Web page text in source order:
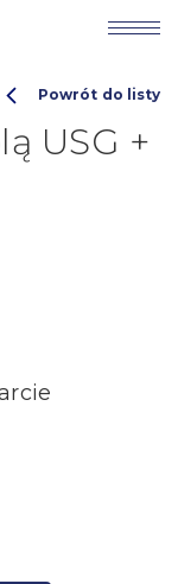
USG +
Powrót do listy